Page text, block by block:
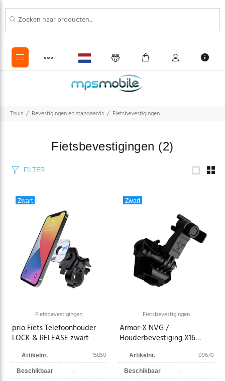
Thuis Bevestigingen en standaards Fietsbevestigingen
Fietsbevestigingen (2)
FILTER
Zwart
Fietsbevestigingen
prio Fiets Telefoonhouder
LOCK & RELEASE zwart
Artikelnr. 15850
Beschikbaar
Zwart
Fietsbevestigingen
Armor-X NVG /
Houderbevestiging X16
Artikelnr. 09670
Beschikbaar